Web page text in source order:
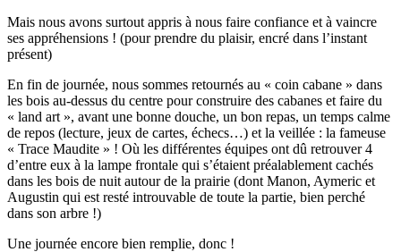
Mais nous avons surtout appris à nous faire confiance et à vaincre
ses appréhensions ! (pour prendre du plaisir, encré dans l’instant
présent)
En fin de journée, nous sommes retournés au « coin cabane » dans
les bois au-dessus du centre pour construire des cabanes et faire du
« land art », avant une bonne douche, un bon repas, un temps calme
de repos (lecture, jeux de cartes, échecs…) et la veillée : la fameuse
« Trace Maudite » ! Où les différentes équipes ont dû retrouver 4
d’entre eux à la lampe frontale qui s’étaient préalablement cachés
dans les bois de nuit autour de la prairie (dont Manon, Aymeric et
Augustin qui est resté introuvable de toute la partie, bien perché
dans son arbre !)
Une journée encore bien remplie, donc !